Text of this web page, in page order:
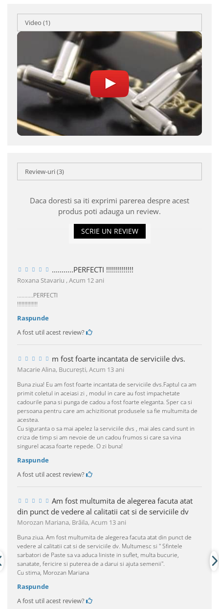
Video (1)
Review-uri(3)
Daca doresti sa iti exprimi parerea despre acest
produs poti adauga un review.
SCRIE UN REVIEW
...........PERFECTI !!!!!!!!!!!!!!
Roxana Stavariu ,Acum 12 ani
...........PERFECTI
!!!!!!!!!!!!!!
Raspunde
A fost util acest review?
m fost foarte incantata de serviciile dvs.
Macarie Alina, Bucureşti,Acum 13 ani
Buna ziua! Eu am fost foarte incantata de serviciile dvs.Faptul ca am
primit coletul in aceiasi zi , modul in care au fost impachetate
cadourile pana si punga de cadou a fost foarte eleganta. Sper ca si
persoana pentru care am achizitionat produsele sa fie multumita de
acestea.
Cu siguranta o sa mai apelez la serviciile dvs , mai ales cand sunt in
criza de timp si am nevoie de un cadou frumos si care sa vina
singurel acasa foarte repede. O zi buna!
Raspunde
A fost util acest review?
Am fost multumita de alegerea facuta atat
din punct de vedere al calitatii cat si de serviciile dv
Morozan Mariana, Brăila,Acum 13 ani
Buna ziua. Am fost multumita de alegerea facuta atat din punct de
vedere al calitatii cat si de serviciile dv. Multumesc si '' Sfintele
sarbatori de Paste sa va aduca liniste in suflet, multa bucurie,
sanatate, fericire si puterea de a darui si ajuta semenii''.
Cu stima, Morozan Mariana
Raspunde
A fost util acest review?